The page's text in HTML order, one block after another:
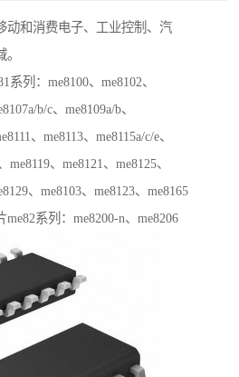
动和消费电子、工业控制、汽
列：me8100、me8102、
b/c、me8109a/b、
、me8113、me8115a/c/e、
me8119、me8121、me8125、
、me8103、me8123、me8165
系列：me8200-n、me8206